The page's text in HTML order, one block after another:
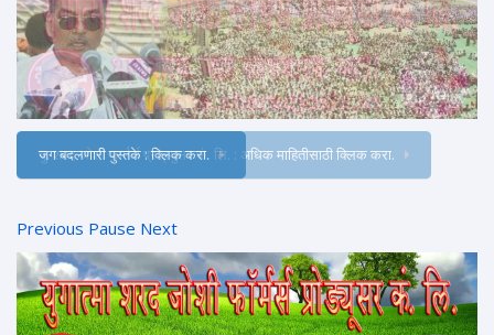
जग बदलणारी पुस्तके : क्लिक करा.
Previous Pause Next